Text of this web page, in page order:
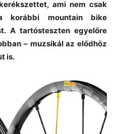
ami nem csak
korábbi mountain bike
A tartósteszten egyelőre
– muzsikál az elődhöz
is.